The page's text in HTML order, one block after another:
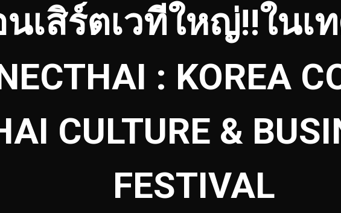
เสิร์ตเวทีใหญ่!!ในเ
: KOREA
CULTURE &
FESTIVAL